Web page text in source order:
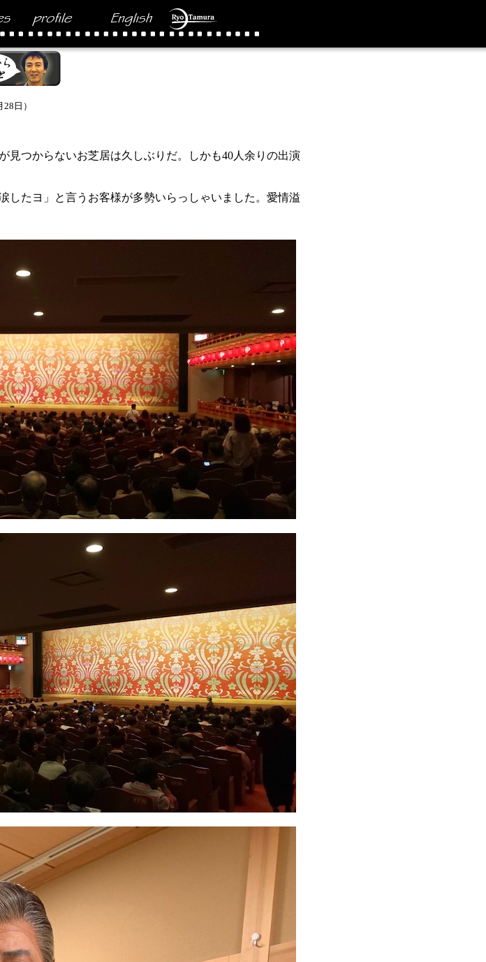
28日）
見つからないお芝居は久しぶりだ。しかも40人余りの出演
たヨ」と言うお客様が多勢いらっしゃいました。愛情溢